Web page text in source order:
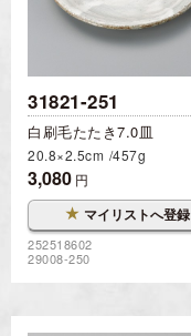
31821-251
白刷毛たたき7.0皿
20.8×2.5cm 457g
3,080 円
★ マイリストへ登録
252518602
29008-250